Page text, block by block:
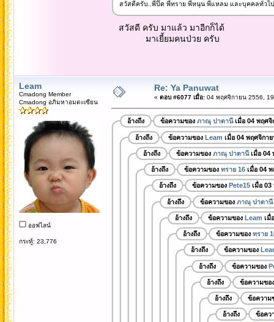
สวัสดีครับ..พี่ปิ๊ด พี่ทราย พี่หนุน พี่แหลม และบุคคลทั่วไป
สวัสดี ครับ มาแล้ว มาอีกก็ได้
มาเยี้ยมคนป่วย ครับ
Leam
Cmadong Member
Cmadong อภิมหาอมตะเซียน
ออฟไลน์
กระทู้: 23,776
Re: Ya Panuwat
« ตอบ #6077 เมื่อ:04 พฤศจิกายน 2556,
อ้างถึง ข้อความของ ภาณุ ปาตานีเมื่อ 04 พฤศจิ
อ้างถึง ข้อความของ Leam เมื่อ 04 พฤศจิกา
อ้างถึง ข้อความของ ภาณุ ปาตานีเมื่อ 04
อ้างถึง ข้อความของ ทราย 16เมื่อ 04 พ
อ้างถึง ข้อความของ Pete15เมื่อ 03
อ้างถึง ข้อความของ ภาณุ ปาตานี
อ้างถึง ข้อความของ Leam เมื่
อ้างถึง ข้อความของ ทราย
อ้างถึง ข้อความของ
อ้างถึง ข้อความของ
อ้างถึง ข้อความขอ
อ้างถึง ข้อความ
อ้างถึง ข้อคว